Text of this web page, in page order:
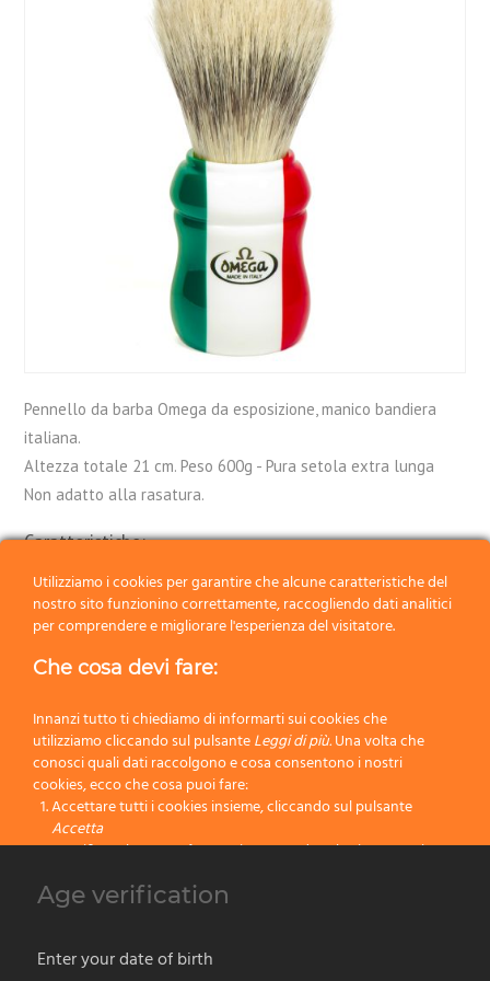
Pennello da barba Omega da esposizione, manico bandiera
italiana.
Altezza totale 21 cm. Peso 600g - Pura setola extra lunga
Non adatto alla rasatura.
Caratteristiche:
Confezione:Pennello Singolo
Ciuffo:Setola Effetto Tasso
Manico:Resina
Dimensione:210
Colore:Multicolore
Categoria: Pennelli da esposizione
Utilizziamo i cookies per garantire che alcune caratteristiche del
nostro sito funzionino correttamente, raccogliendo dati analitici
per comprendere e migliorare l'esperienza del visitatore.
Che cosa devi fare:
Innanzi tutto ti chiediamo di informarti sui cookies che
utilizziamo cliccando sul pulsanteLeggi di più.Una volta che
conosci quali dati raccolgono e cosa consentono i nostri
cookies, ecco che cosa puoi fare:
Accettare tutti i cookies insieme, cliccando sul pulsante
Accetta
Specificare le tue preferenze impostando selettivamente i
Bloccare tutti i cookies cliccando sul pulsante
Age verification
Enter your date of birth